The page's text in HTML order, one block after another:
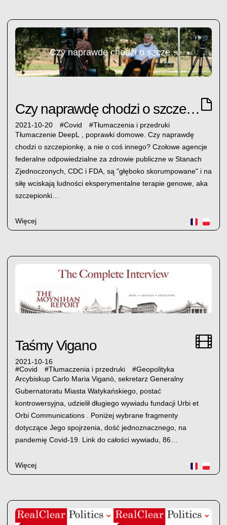
Czy naprawdę chodzi o szczepionkę...
Czy naprawdę chodzi o szczepionkę...
2021-10-20 #Covid #Tłumaczenia i przedruki
Tłumaczenie DeepL , poprawki domowe. Czy naprawdę
chodzi o szczepionkę, a nie o coś innego? Czołowe agencje
federalne odpowiedzialne za zdrowie publiczne w Stanach
Zjednoczonych, CDC i FDA, są "głęboko skorumpowane" i na
siłę wciskają ludności eksperymentalne terapie genowe, aka
szczepionki…
Więcej
Taśmy Vigano
Taśmy Vigano
2021-10-16
#Covid #Tłumaczenia i przedruki #Geopolityka
Arcybiskup Carlo Maria Viganò, sekretarz Generalny
Gubernatoratu Miasta Watykańskiego, postać
kontrowersyjna, udzielił długiego wywiadu fundacji Urbi et
Orbi Communications . Poniżej wybrane fragmenty
dotyczące Jego spojrzenia, dość jednoznacznego, na
pandemię Covid-19. Link do całości wywiadu, 86…
Więcej